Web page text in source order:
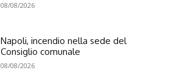
08/08/2026
Napoli, incendio nella sede del
Consiglio comunale
08/08/2026